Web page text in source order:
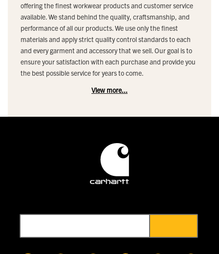
offering the finest workwear products and customer service
available. We stand behind the quality, craftsmanship, and
performance of all our products. We use only the finest
materials and apply strict quality control standards to each
and every garment and accessory that we sell. Our goal is to
ensure your satisfaction with each purchase and provide you
the best possible service for years to come.
View more...